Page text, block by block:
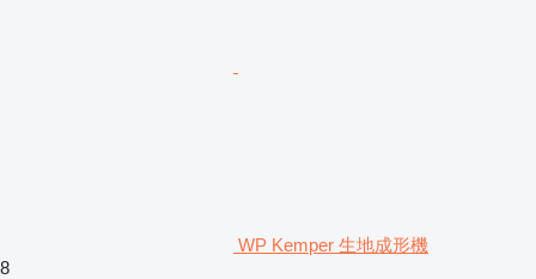
WP Kemper 生地成形機
8